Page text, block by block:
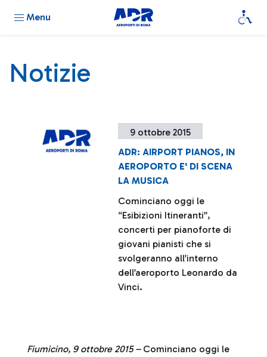
Menu
Notizie
9 ottobre 2015
ADR: AIRPORT PIANOS, IN
AEROPORTO E' DI SCENA
LA MUSICA
Cominciano oggi le
“Esibizioni Itineranti”,
concerti per pianoforte di
giovani pianisti che si
svolgeranno all’interno
dell’aeroporto Leonardo da
Vinci.
Fiumicino, 9 ottobre 2015 – Cominciano oggi le